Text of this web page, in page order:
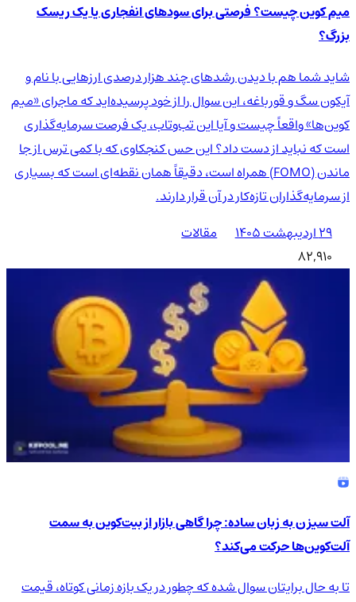
میم کوین چیست؟ فرصتی برای سودهای انفجاری یا یک ریسک
بزرگ؟
شاید شما هم با دیدن رشدهای چند هزار درصدی ارزهایی با نام و
آیکون سگ و قورباغه، این سوال را از خود پرسیده‌اید که ماجرای «میم
کوین‌ها» واقعاً چیست و آیا این تب‌وتاب، یک فرصت سرمایه‌گذاری
است که نباید از دست داد؟ این حس کنجکاوی که با کمی ترس از جا
ماندن (FOMO) همراه است، دقیقاً همان نقطه‌ای است که بسیاری
از سرمایه‌گذاران تازه‌کار در آن قرار دارند.
۲۹ اردیبهشت ۱۴۰۵
مقالات
82,910
آلت سیزن به زبان ساده: چرا گاهی بازار از بیت‌کوین به سمت
آلت‌کوین‌ها حرکت می‌کند؟
تا به حال برایتان سوال شده که چطور در یک بازه زمانی کوتاه، قیمت